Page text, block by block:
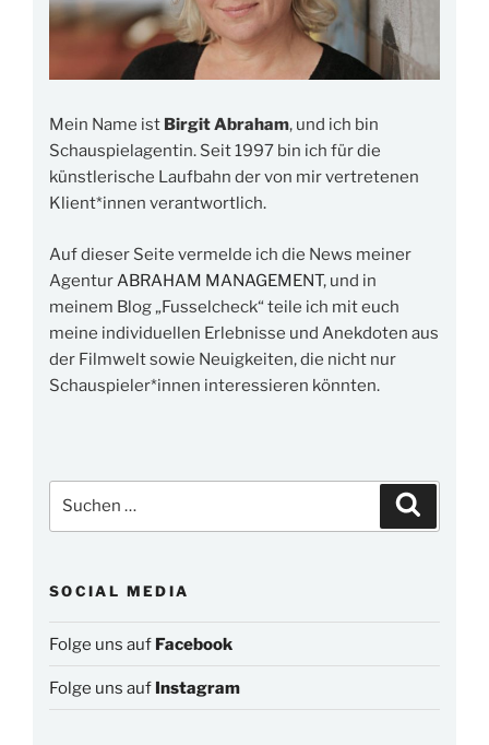
Mein Name ist Birgit Abraham, und ich bin
Schauspielagentin. Seit 1997 bin ich für die
künstlerische Laufbahn der von mir vertretenen
Klient*innen verantwortlich.
Auf dieser Seite vermelde ich die News meiner
AgenturABRAHAM MANAGEMENT, und in
meinem Blog „Fusselcheck“ teile ich mit euch
meine individuellen Erlebnisse und Anekdoten aus
der Filmwelt sowie Neuigkeiten, die nicht nur
Schauspieler*innen interessieren könnten.
nach:
SOCIAL MEDIA
Folge uns auf Facebook
Folge uns auf Instagram